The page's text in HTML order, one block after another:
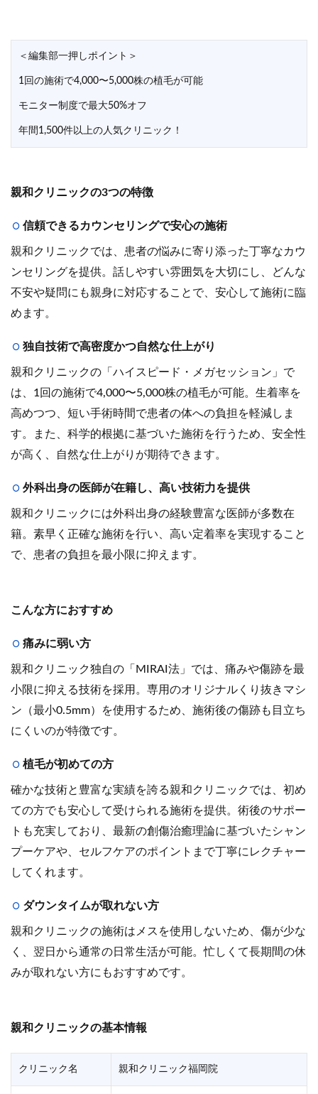
＜編集部一押しポイント＞
1回の施術で4,000〜5,000株の植毛が可能
モニター制度で最大50%オフ
年間1,500件以上の人気クリニック！
親和クリニックの3つの特徴
信頼できるカウンセリングで安心の施術
親和クリニックでは、患者の悩みに寄り添った丁寧なカウ
ンセリングを提供。話しやすい雰囲気を大切にし、どんな
不安や疑問にも親身に対応することで、安心して施術に臨
めます。
独自技術で高密度かつ自然な仕上がり
親和クリニックの「ハイスピード・メガセッション」で
は、1回の施術で4,000〜5,000株の植毛が可能。生着率を
高めつつ、短い手術時間で患者の体への負担を軽減しま
す。また、科学的根拠に基づいた施術を行うため、安全性
が高く、自然な仕上がりが期待できます。
外科出身の医師が在籍し、高い技術力を提供
親和クリニックには外科出身の経験豊富な医師が多数在
籍。素早く正確な施術を行い、高い定着率を実現すること
で、患者の負担を最小限に抑えます。
こんな方におすすめ
痛みに弱い方
親和クリニック独自の「MIRAI法」では、痛みや傷跡を最
小限に抑える技術を採用。専用のオリジナルくり抜きマシ
ン（最小0.5mm）を使用するため、施術後の傷跡も目立ち
にくいのが特徴です。
植毛が初めての方
確かな技術と豊富な実績を誇る親和クリニックでは、初め
ての方でも安心して受けられる施術を提供。術後のサポー
トも充実しており、最新の創傷治癒理論に基づいたシャン
プーケアや、セルフケアのポイントまで丁寧にレクチャー
してくれます。
ダウンタイムが取れない方
親和クリニックの施術はメスを使用しないため、傷が少な
く、翌日から通常の日常生活が可能。忙しくて長期間の休
みが取れない方にもおすすめです。
親和クリニックの基本情報
クリニック名 親和クリニック福岡院